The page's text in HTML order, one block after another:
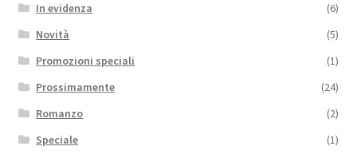
In evidenza
(6)
Novità
(5)
Promozioni speciali
(1)
Prossimamente
(24)
Romanzo
(2)
Speciale
(1)